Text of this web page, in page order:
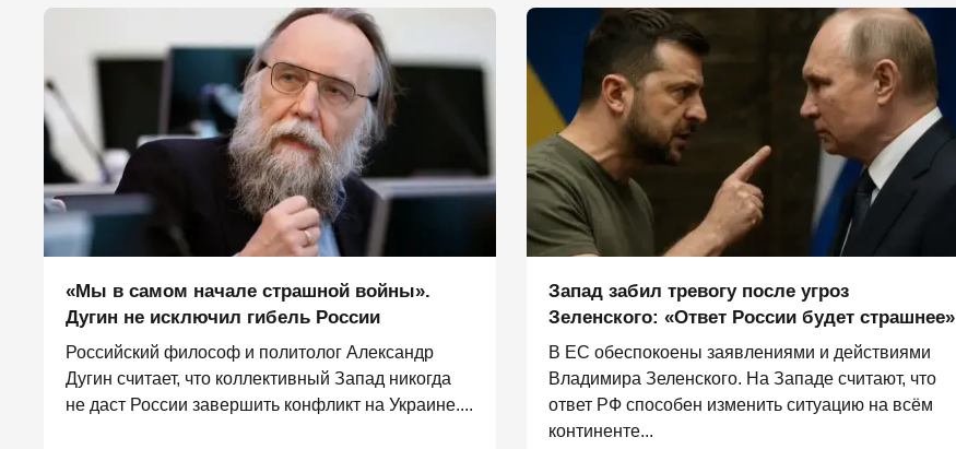
«Мы в самом начале страшной войны».
Дугин не исключил гибель России
Российский философ и политолог Александр
Дугин считает, что коллективный Запад никогда
не даст России завершить конфликт на Украине....
Запад забил тревогу после угроз
Зеленского: «Ответ России будет страшнее»
В ЕС обеспокоены заявлениями и действиями
Владимира Зеленского. На Западе считают, что
ответ РФ способен изменить ситуацию на всём
континенте...